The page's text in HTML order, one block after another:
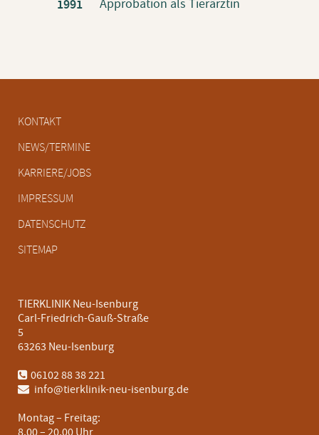
1991 Approbation als Tierärztin
Navigation
KONTAKT
NEWS/TERMINE
KARRIERE/JOBS
IMPRESSUM
DATENSCHUTZ
SITEMAP
TIERKLINIK Neu-Isenburg
Carl-Friedrich-Gauß-Straße
5
63263 Neu-Isenburg
06102 88 38 221
info@tierklinik-neu-isenburg.de
Montag – Freitag: